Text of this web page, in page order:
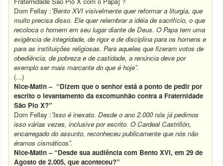
Dom Fellay :”Bento XVI visivelmente quer reformar a liturgia, que
muito precisa disso. Ele quer relembrar a idéia de sacrifício, o que
recoloca o homem em seu lugar diante de Deus. O Papa tem uma
exigência de integridade, de rigor e de disciplina para os homens e
para as instituições religiosas. Para aqueles que fizeram votos de
obediência, de pobreza e de castidade, a renúncia deve por
exemplo ser mais marcante do que é hoje”.
(...)
Nice-Matin – “Dizem que o senhor está a ponto de pedir por
escrito o levantamento da excomunhão contra a Fraternidade
São Pio X?”
Dom Fellay :”Isso é inexato. Desde o ano 2.000 nós já pedimos
isso várias vezes, inclusive por escrito. O Cardeal Castrillón,
encarregado do assunto, reconheceu publicamente que nós não
éramos cismáticos”.
Nice-Matin – “Desde sua audiência com Bento XVI, em 29 de
Agosto de 2.005, que aconteceu?”